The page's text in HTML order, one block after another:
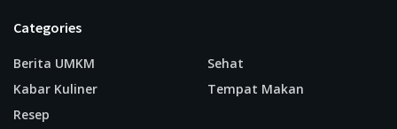
Categories
Berita UMKM
Kabar Kuliner
Resep
Sehat
Tempat Makan